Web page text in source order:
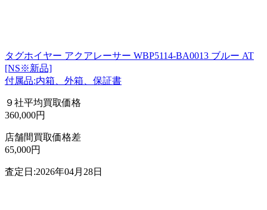
タグホイヤー アクアレーサー WBP5114-BA0013 ブルー AT
[NS※新品]
付属品:内箱、外箱、保証書
９社平均買取価格
360,000円
店舗間買取価格差
65,000円
査定日:2026年04月28日